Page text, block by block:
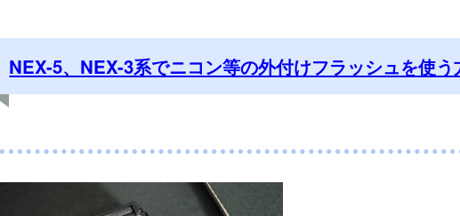
NEX-5、NEX-3系でニコン等の外付けフラッシュを使う